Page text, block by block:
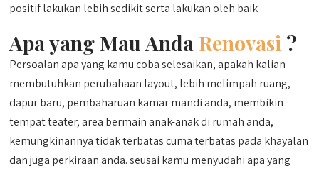
positif lakukan lebih sedikit serta lakukan oleh baik
Apa yang Mau Anda Renovasi ?
Persoalan apa yang kamu coba selesaikan, apakah kalian
membutuhkan perubahaan layout, lebih melimpah ruang,
dapur baru, pembaharuan kamar mandi anda, membikin
tempat teater, area bermain anak-anak di rumah anda,
kemungkinannya tidak terbatas cuma terbatas pada khayalan
dan juga perkiraan anda. seusai kamu menyudahi apa yang